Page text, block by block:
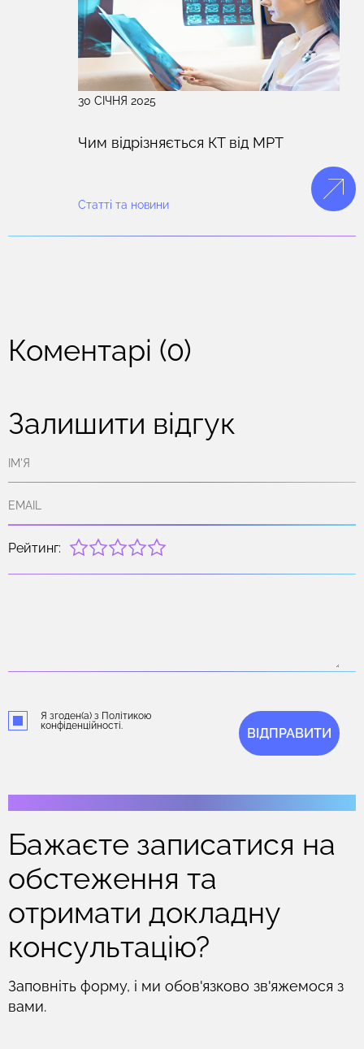
30 СІЧНЯ 2025
Чим відрізняється КТ від МРТ
Статті та новини
Коментарі (0)
Залишити відгук
Рейтинг:
Я згоден(а) з Політикою
конфіденційності.
ВІДПРАВИТИ
Бажаєте записатися на
обстеження та
отримати докладну
консультацію?
Заповніть форму, і ми обов'язково зв'яжемося з
вами.